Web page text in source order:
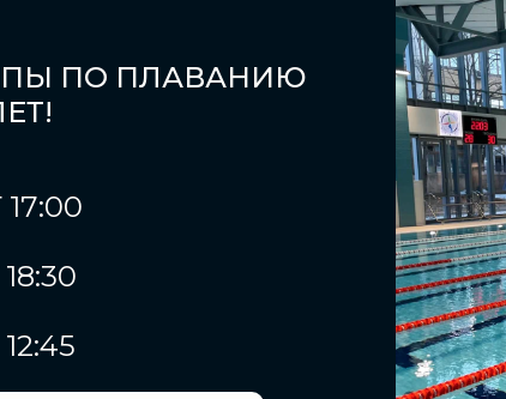
ПО ПЛАВАНИЮ